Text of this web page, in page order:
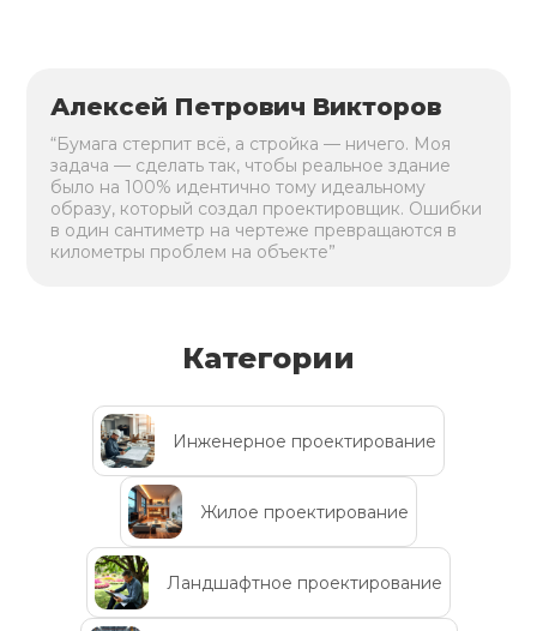
Алексей Петрович Викторов
“Бумага стерпит всё, а стройка — ничего. Моя
задача — сделать так, чтобы реальное здание
было на 100% идентично тому идеальному
образу, который создал проектировщик. Ошибки
в один сантиметр на чертеже превращаются в
километры проблем на объекте”
Категории
Инженерное проектирование
Жилое проектирование
Ландшафтное проектирование